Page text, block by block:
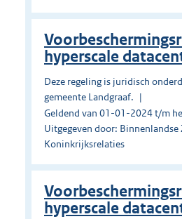
hyperscale
Deze regeling is juridisch
gemeente Landgraaf.
Geldend van 01-01-2024 t/m
Uitgegeven door: Binnenlandse
Koninkrijksrelaties
hyperscale